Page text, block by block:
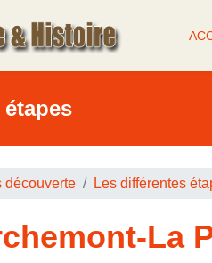
découverte Les différentes
La